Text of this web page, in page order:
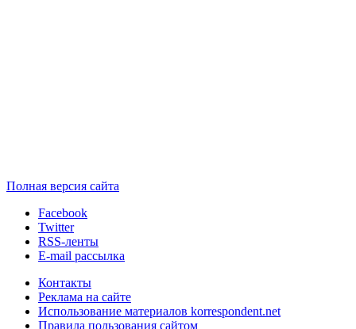
Полная версия сайта
Facebook
Twitter
RSS-ленты
E-mail рассылка
Контакты
Реклама на сайте
Использование материалов korrespondent.net
Правила пользования сайтом